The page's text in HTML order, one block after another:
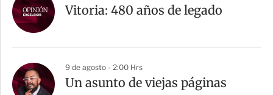
Vitoria: 480 años de legado
9 de agosto - 2:00 Hrs
Un asunto de viejas páginas